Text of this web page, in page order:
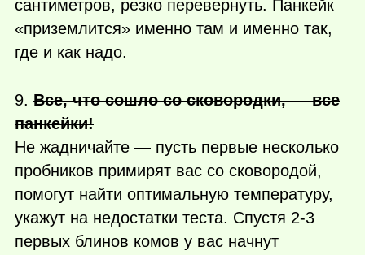
сантиметров, резко перевернуть. Панкейк
«приземлится» именно там и именно так,
где и как надо.
9. Все, что сошло со сковородки, — все
панкейки!
Не жадничайте — пусть первые несколько
пробников примирят вас со сковородой,
помогут найти оптимальную температуру,
укажут на недостатки теста. Спустя 2-3
первых блинов комов у вас начнут